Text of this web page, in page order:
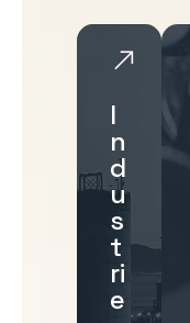
I
n
d
u
s
t
ri
e